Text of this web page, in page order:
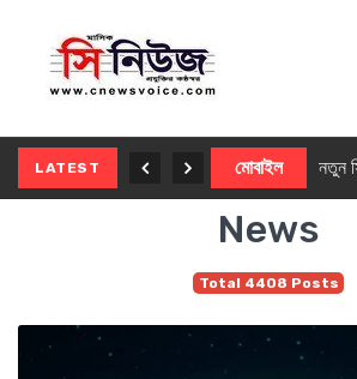
LATEST মোবাইল
News
Total 4408 Posts